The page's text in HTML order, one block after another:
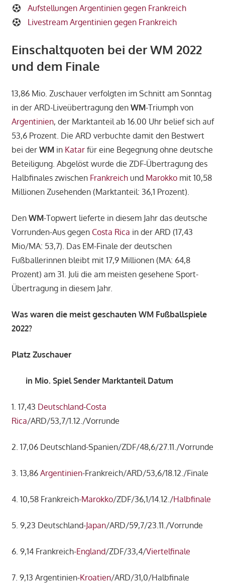
Aufstellungen Argentinien gegen Frankreich
Livestream Argentinien gegen Frankreich
Einschaltquoten bei der WM 2022
und dem Finale
13,86 Mio. Zuschauer verfolgten im Schnitt am Sonntag
in der ARD-Liveübertragung den WM-Triumph von
Argentinien, der Marktanteil ab 16.00 Uhr belief sich auf
53,6 Prozent. Die ARD verbuchte damit den Bestwert
bei der WMin Katarfür eine Begegnung ohne deutsche
Beteiligung. Abgelöst wurde die ZDF-Übertragung des
Halbfinales zwischen Frankreichund Marokkomit 10,58
Millionen Zusehenden (Marktanteil: 36,1 Prozent).
Den WM-Topwert lieferte in diesem Jahr das deutsche
Vorrunden-Aus gegen Costa Rica in der ARD (17,43
Mio/MA: 53,7). Das EM-Finale der deutschen
Fußballerinnen bleibt mit 17,9 Millionen (MA: 64,8
Prozent) am 31. Juli die am meisten gesehene Sport-
Übertragung in diesem Jahr.
Was waren die meist geschauten WM Fußballspiele
2022?
Platz Zuschauer
in Mio. Spiel Sender Marktanteil Datum
1. 17,43 Deutschland-Costa
Rica/ARD/53,7/1.12./Vorrunde
2. 17,06 Deutschland-Spanien/ZDF/48,6/27.11./Vorrunde
3. 13,86 Argentinien-Frankreich/ARD/53,6/18.12./Finale
4. 10,58 Frankreich-Marokko/ZDF/36,1/14.12./Halbfinale
5. 9,23 Deutschland-Japan/ARD/59,7/23.11./Vorrunde
6. 9,14 Frankreich-England/ZDF/33,4/Viertelfinale
7. 9,13 Argentinien-Kroatien/ARD/31,0/Halbfinale